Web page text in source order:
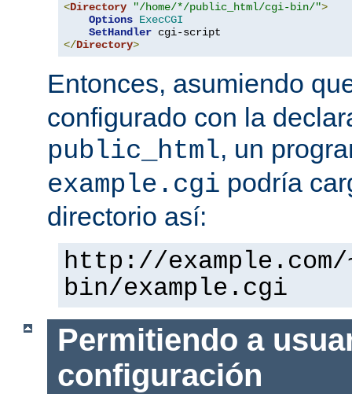
<Directory "/home/*/public_html/cgi-bin/">
Options ExecCGI
SetHandler
</Directory>
Entonces, asumiendo
configurado con la
public_html, un
example.cgi podría
directorio así:
http://
bin/example.cgi
Permitiendo a
configuración